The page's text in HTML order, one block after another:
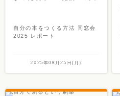
自分の本をつくる方法 同窓会
2025 レポート
2025年08月25日(月)